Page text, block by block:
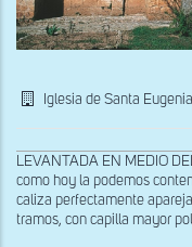
Iglesia de Santa Eugenia
LEVANTADA EN MEDIO
como hoy la podemos
caliza perfectamente
tramos, con capilla mayor